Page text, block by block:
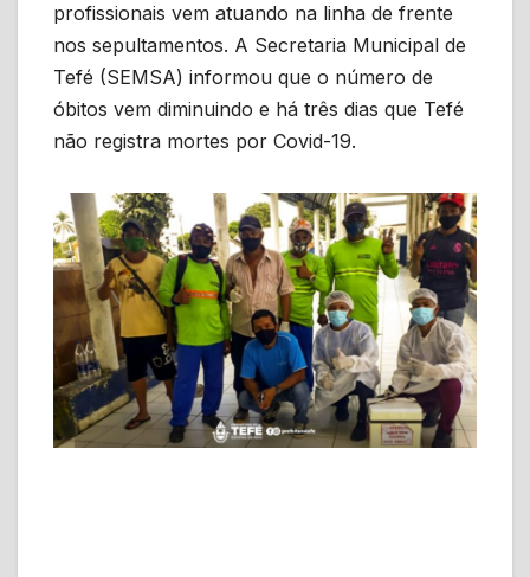
profissionais vem atuando na linha de frente
nos sepultamentos. A Secretaria Municipal de
Tefé (SEMSA) informou que o número de
óbitos vem diminuindo e há três dias que Tefé
não registra mortes por Covid-19.